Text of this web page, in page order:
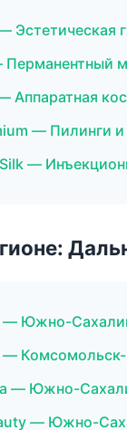
Эстетическая
Перманентный
Аппаратная
— Пилинги и
—
— Южно-
—
— Южно-
— Южно-